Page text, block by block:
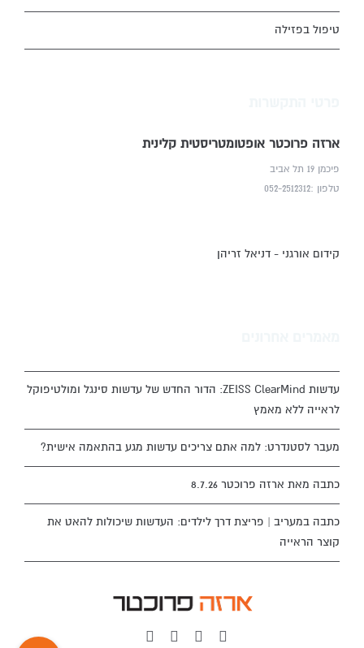
טיפול בפזילה
ארזה פרוכטר אופטומטריסטית קלינית
פיכמן 19 תל אביב
טלפון :052-2512312
קידום אורגני - דניאל זריהן
עדשות ZEISS ClearMind: הדור החדש של עדשות סינגל ומולטיפוקל
לראייה ללא מאמץ
מעבר לסטנדרט: למה אתם צריכים עדשות מגע בהתאמה אישית?
כתבה מאת ארזה פרוכטר 8.7.26
כתבה במעריב | פריצת דרך לילדים: העדשות שיכולות להאט את
קוצר הראייה